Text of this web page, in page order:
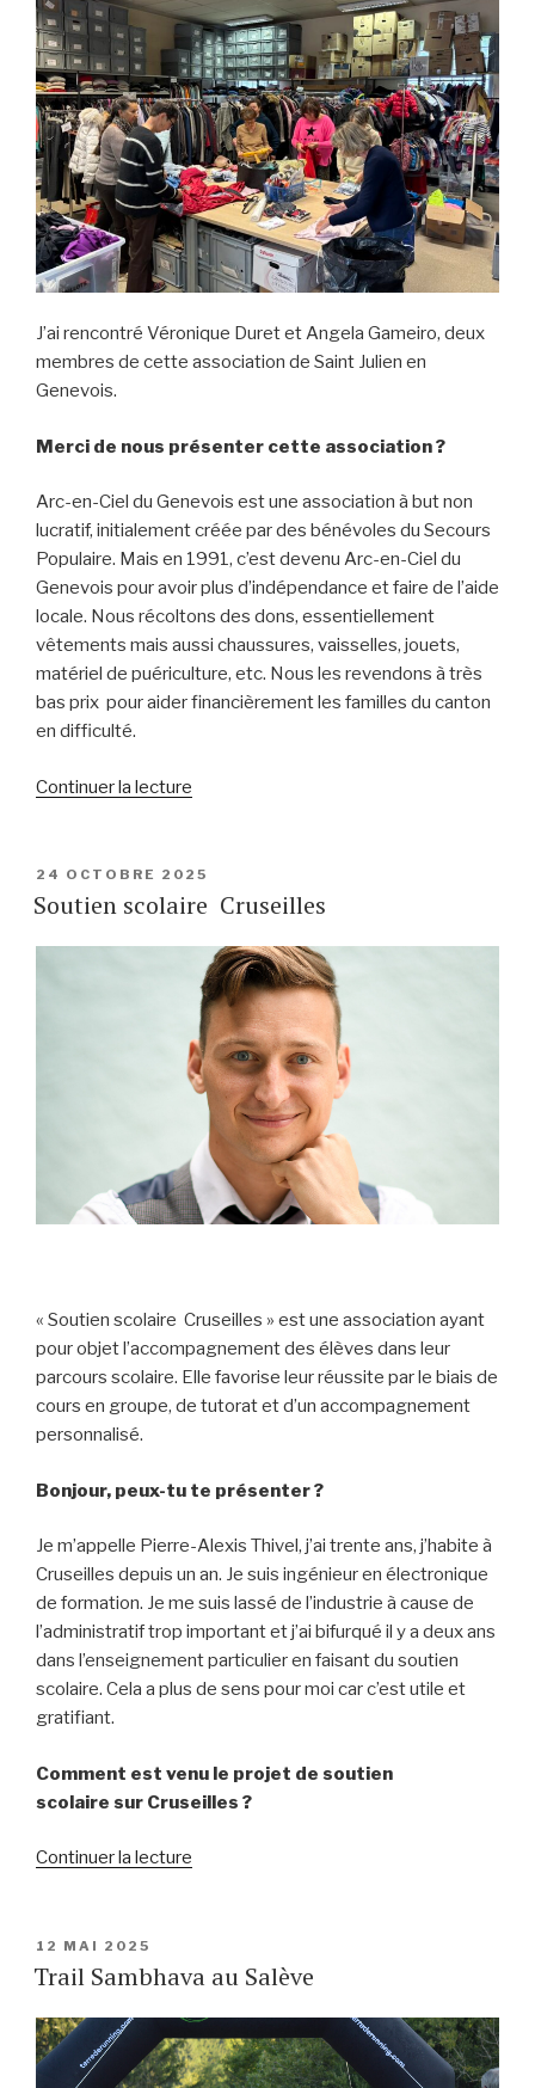
J’ai rencontré Véronique Duret et Angela Gameiro, deux
membres de cette association de Saint Julien en
Genevois.
Merci de nous présenter cette association ?
Arc-en-Ciel du Genevois est une association à but non
lucratif, initialement créée par des bénévoles du Secours
Populaire. Mais en 1991, c’est devenu Arc-en-Ciel du
Genevois pour avoir plus d’indépendance et faire de l’aide
locale. Nous récoltons des dons, essentiellement
vêtements mais aussi chaussures, vaisselles, jouets,
matériel de puériculture, etc. Nous les revendons à très
bas prix pour aider financièrement les familles du canton
en difficulté.
Continuer la lecture
ciel
du
PUBLIÉ
LE
24 OCTOBRE 2025
Soutien scolaire Cruseilles
« Soutien scolaire Cruseilles » est une association ayant
pour objet l’accompagnement des élèves dans leur
parcours scolaire. Elle favorise leur réussite par le biais de
cours en groupe, de tutorat et d’un accompagnement
personnalisé.
Bonjour, peux-tu te présenter ?
Je m’appelle Pierre-Alexis Thivel, j’ai trente ans, j’habite à
Cruseilles depuis un an. Je suis ingénieur en électronique
de formation. Je me suis lassé de l’industrie à cause de
l’administratif trop important et j’ai bifurqué il y a deux ans
dans l’enseignement particulier en faisant du soutien
scolaire. Cela a plus de sens pour moi car c’est utile et
gratifiant.
Comment est venu le projet de soutien
scolaire sur Cruseilles ?
Continuer la lecture
PUBLIÉ
LE
12 MAI 2025
Trail Sambhava au Salève